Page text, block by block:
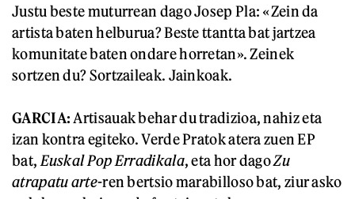
Justu beste muturrean dago Josep Pla: «Zein da
artista baten helburua? Beste ttantta bat jartzea
komunitate baten ondare horretan». Zeinek
sortzen du? Sortzaileak. Jainkoak.
GARCIA: Artisauak behar du tradizioa, nahiz eta
izan kontra egiteko. Verde Pratok atera zuen EP
bat, Euskal Pop Erradikala, eta hor dagoZu
atrapatu arte-ren bertsio marabilloso bat, ziur asko